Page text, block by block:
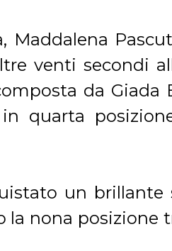
venti secondi
da Giada
quarta
un brillante
nona posizione